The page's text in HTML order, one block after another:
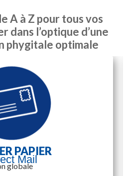
A à Z pour tous vos
dans l’optique d’une
phygitale optimale
PAPIER
Mail
globale